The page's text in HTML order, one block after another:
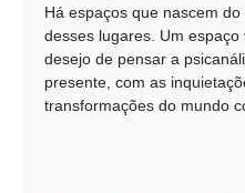
Há espaços que nascem
desses lugares. Um
desejo de pensar a
presente, com as
transformações do mundo